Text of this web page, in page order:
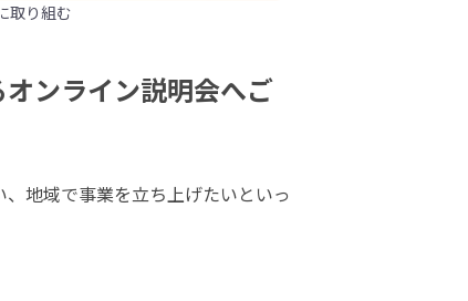
取り組む
ンライン説明会へご
地域で事業を立ち上げたいといっ